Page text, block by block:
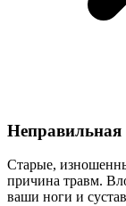
Неправильная
Старые,
причина травм.
ваши ноги и